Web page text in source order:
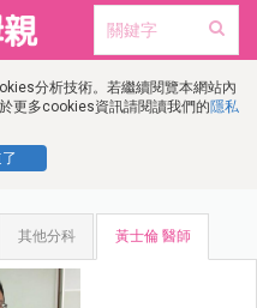
分析技術。若繼續閱覽本網站內
更多cookies資訊請閱讀我們的隱私
其他分科 黃士倫 醫師